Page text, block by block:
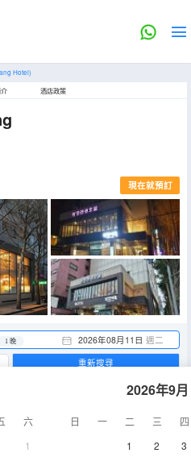
Hotel)
酒店政策
現在就預訂
2026年08月11日 週二
1 晚
六
1
2026年9月
日 一 二 三
四
1
2 3
重新搜尋